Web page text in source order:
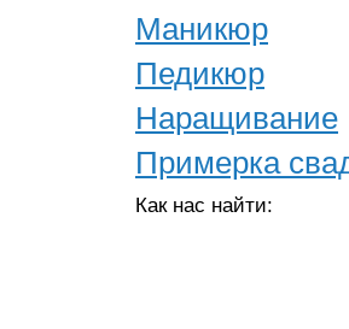
Маникюр
Педикюр
Наращивание
Примерка
Как нас найти: